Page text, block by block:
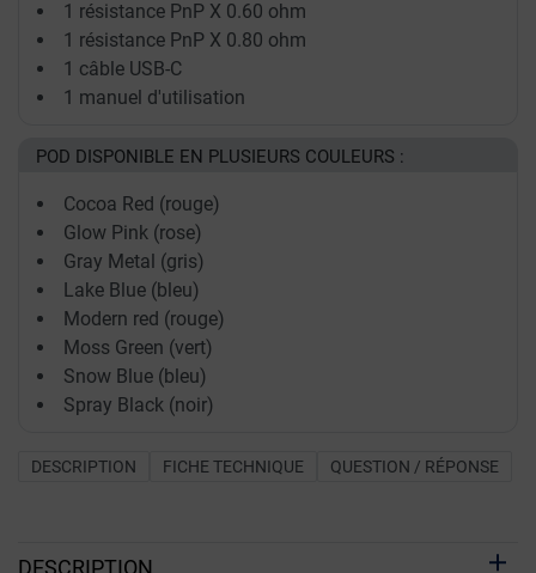
1 résistance PnP X 0.60 ohm
1 résistance PnP X 0.80 ohm
1 câble USB-C
1 manuel d'utilisation
POD DISPONIBLE EN PLUSIEURS COULEURS :
Cocoa Red (rouge)
Glow Pink (rose)
Gray Metal (gris)
Lake Blue (bleu)
Modern red (rouge)
Moss Green (vert)
Snow Blue (bleu)
Spray Black (noir)
DESCRIPTION FICHE TECHNIQUE QUESTION / RÉPONSE
DESCRIPTION